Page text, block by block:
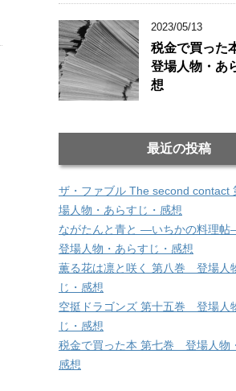
2023/05/13
税金で買った
登場人物・あ
想
最近の投稿
ザ・ファブル The second
場人物・あらすじ・感想
ながたんと青と ―いちかの料理
登場人物・あらすじ・感想
薫る花は凛と咲く 第八巻 登場人
じ・感想
空挺ドラゴンズ 第十五巻 登場人
じ・感想
税金で買った本 第七巻 登場人物
感想